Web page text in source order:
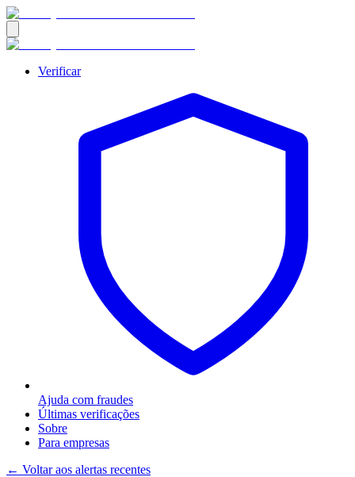
Verificar
Ajuda com fraudes
Últimas verificações
Sobre
Para empresas
← Voltar aos alertas recentes